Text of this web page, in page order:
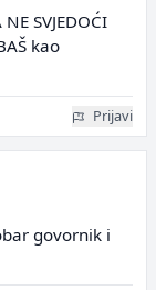
SVJEDOĆI
kao
Prijavi
govornik i